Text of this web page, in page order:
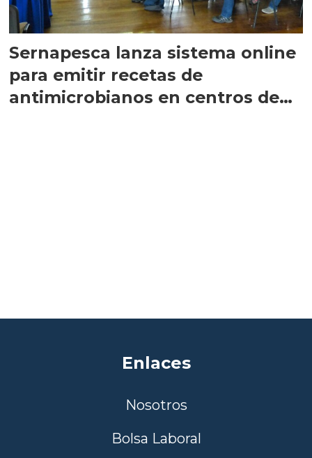
Sernapesca lanza sistema online
para emitir recetas de
antimicrobianos en centros de
Enlaces
Nosotros
Bolsa Laboral